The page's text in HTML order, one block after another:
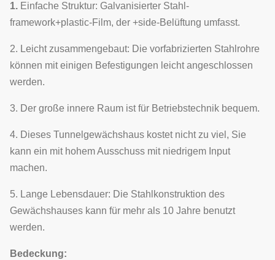
1. Einfache Struktur: Galvanisierter Stahl-
framework+plastic-Film, der +side-Belüftung umfasst.
2. Leicht zusammengebaut: Die vorfabrizierten Stahlrohre
können mit einigen Befestigungen leicht angeschlossen
werden.
3. Der große innere Raum ist für Betriebstechnik bequem.
4. Dieses Tunnelgewächshaus kostet nicht zu viel, Sie
kann ein mit hohem Ausschuss mit niedrigem Input
machen.
5. Lange Lebensdauer: Die Stahlkonstruktion des
Gewächshauses kann für mehr als 10 Jahre benutzt
werden.
Bedeckung: